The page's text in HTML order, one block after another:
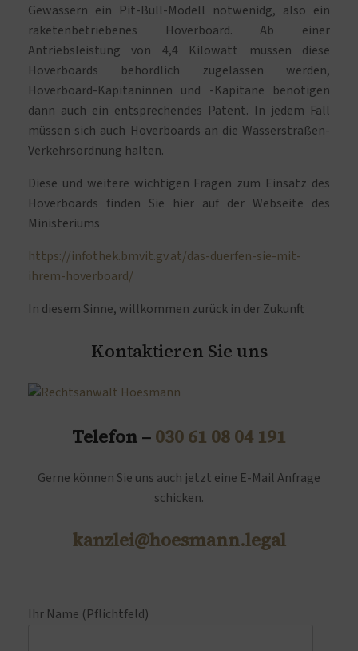
Gewässern ein Pit-Bull-Modell notwenidg, also ein
raketenbetriebenes Hoverboard. Ab einer
Antriebsleistung von 4,4 Kilowatt müssen diese
Hoverboards behördlich zugelassen werden,
Hoverboard-Kapitäninnen und -Kapitäne benötigen
dann auch ein entsprechendes Patent. In jedem Fall
müssen sich auch Hoverboards an die Wasserstraßen-
Verkehrsordnung halten.
Diese und weitere wichtigen Fragen zum Einsatz des
Hoverboards finden Sie hier auf der Webseite des
Ministeriums
https://infothek.bmvit.gv.at/das-duerfen-sie-mit-
ihrem-hoverboard/
In diesem Sinne, willkommen zurück in der Zukunft!
Kontaktieren Sie uns
Telefon – 030 61 08 04 191
Gerne können Sie uns auch jetzt eine E-Mail Anfrage
schicken.
kanzlei@hoesmann.legal
Ihr Name (Pflichtfeld)